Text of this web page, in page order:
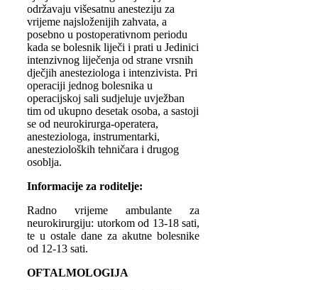
održavaju višesatnu anesteziju za
vrijeme najsloženijih zahvata, a
posebno u postoperativnom periodu
kada se bolesnik liječi i prati u Jedinici
intenzivnog liječenja od strane vrsnih
dječjih anesteziologa i intenzivista. Pri
operaciji jednog bolesnika u
operacijskoj sali sudjeluje uvježban
tim od ukupno desetak osoba, a sastoji
se od neurokirurga-operatera,
anesteziologa, instrumentarki,
anestezioloških tehničara i drugog
osoblja.
Informacije za roditelje:
Radno vrijeme ambulante za
neurokirurgiju: utorkom od 13-18 sati,
te u ostale dane za akutne bolesnike
od 12-13 sati.
OFTALMOLOGIJA